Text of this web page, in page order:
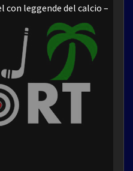
con leggende del calcio –